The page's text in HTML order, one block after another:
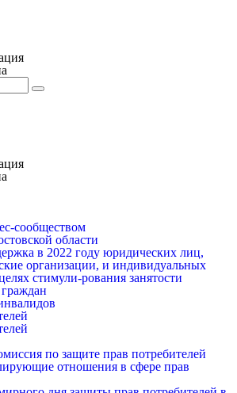
сообществом
области
в 2022 году юридических лиц,
организации, и индивидуальных
стимули-рования занятости
по защите прав потребителей
отношения в сфере прав